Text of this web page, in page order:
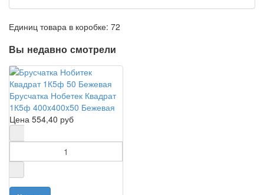
Единиц товара в коробке: 72
Вы недавно смотрели
Брусчатка Нобетек Квадрат
1К5ф 400x400x50 Бежевая
Цена 554,40 руб